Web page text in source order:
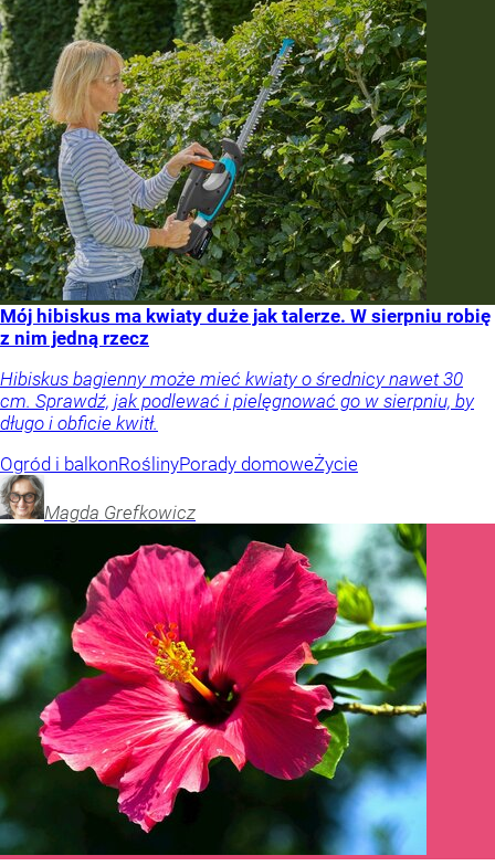
Mój hibiskus ma kwiaty duże jak talerze. W sierpniu robię
z nim jedną rzecz
Hibiskus bagienny może mieć kwiaty o średnicy nawet 30
cm. Sprawdź, jak podlewać i pielęgnować go w sierpniu, by
długo i obficie kwitł.
Ogród i balkonRoślinyPorady domoweŻycie
Magda Grefkowicz